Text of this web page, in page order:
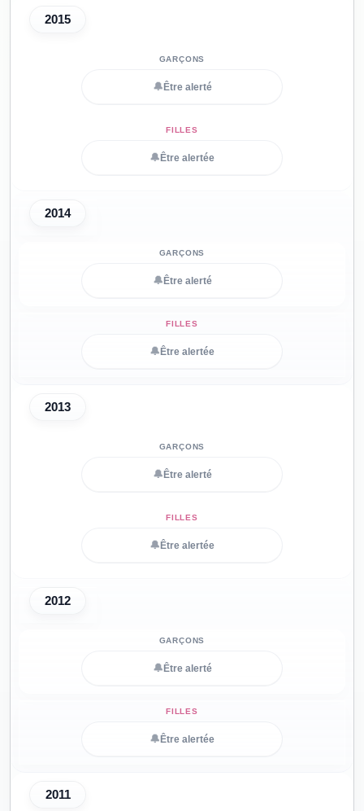
2015
🔔 Être alerté
🔔 Être alertée
2014
🔔 Être alerté
🔔 Être alertée
2013
🔔 Être alerté
🔔 Être alertée
2012
🔔 Être alerté
🔔 Être alertée
2011